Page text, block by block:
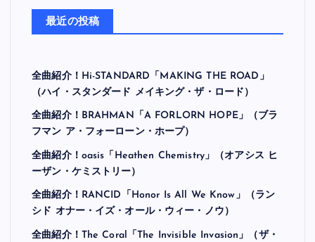
最近の投稿
全曲紹介！Hi-STANDARD「MAKING THE ROAD」
（ハイ・スタンダード メイキング・ザ・ロード）
全曲紹介！BRAHMAN「A FORLORN HOPE」（ブラ
フマン ア・フォーローン・ホープ）
全曲紹介！oasis「Heathen Chemistry」（オアシス ヒ
ーザン・ケミストリー）
全曲紹介！RANCID「Honor Is All We Know」（ラン
シド オナー・イズ・オール・ウィー・ノウ）
全曲紹介！The Coral「The Invisible Invasion」（ザ・